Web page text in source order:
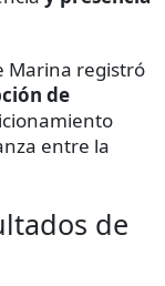
Marina registró
de
entre la
de